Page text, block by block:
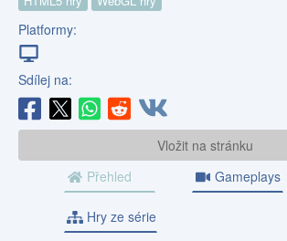
Platformy:
Sdílej na:
Vložit na stránku
Přehled
Gameplays
Hry ze série